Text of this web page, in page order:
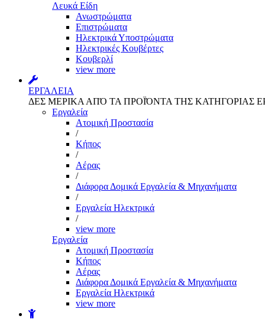
Λευκά Είδη
Ανωστρώματα
Επιστρώματα
Ηλεκτρικά Υποστρώματα
Ηλεκτρικές Κουβέρτες
Κουβερλί
view more
ΕΡΓΑΛΕΙΑ
ΔΕΣ ΜΕΡΙΚΑ ΑΠΌ ΤΑ ΠΡΟΪΌΝΤΑ ΤΗΣ ΚΑΤΗΓΟΡΙΑΣ
Εργαλεία
Aτομική Προστασία
/
Kήπος
/
Αέρας
/
Διάφορα Δομικά Εργαλεία & Μηχανήματα
/
Εργαλεία Ηλεκτρικά
/
view more
Εργαλεία
Aτομική Προστασία
Kήπος
Αέρας
Διάφορα Δομικά Εργαλεία & Μηχανήματα
Εργαλεία Ηλεκτρικά
view more